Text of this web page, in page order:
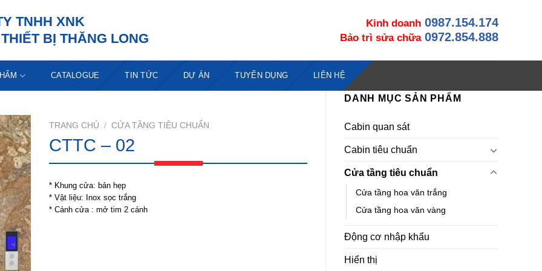
TNHH XNK
BỊ THĂNG LONG
Kinh doanh 0987.154.174
Bảo trì sửa chữa 0972.854.888
CATALOGUE TIN TỨC DỰ ÁN TUYỂN DỤNG LIÊN HỆ
DANH MỤC SẢN PHẨM
Cabin quan sát
Cabin tiêu chuẩn
Cửa tầng tiêu chuẩn
Cửa tầng hoa văn trắng
Cửa tầng hoa văn vàng
Động cơ nhập khẩu
Hiển thị
TRANG CHỦ / CỬA TẦNG TIÊU CHUẨN
CTTC – 02
* Khung cửa: bản hẹp
* Vật liệu: Inox sọc trắng
* Cánh cửa : mở tim 2 cánh